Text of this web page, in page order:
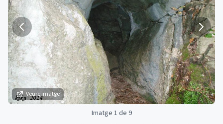
Veure imatge
Imatge 1 de 9